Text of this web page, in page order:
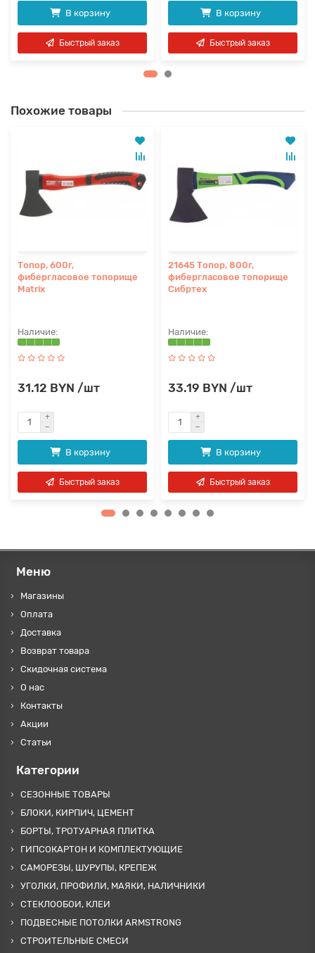
В корзину
Быстрый заказ
В корзину
Быстрый заказ
Похожие товары
Топор, 600г,
фибергласовое топорище
Matrix
31.12 BYN /шт
В корзину
Быстрый заказ
21645 Топор, 800г,
фибергласовое топорище
Сибртех
33.19 BYN /шт
В корзину
Быстрый заказ
Меню
Магазины
Оплата
Доставка
Возврат товара
Скидочная система
О нас
Контакты
Акции
Статьи
Категории
СЕЗОННЫЕ ТОВАРЫ
БЛОКИ, КИРПИЧ, ЦЕМЕНТ
БОРТЫ, ТРОТУАРНАЯ ПЛИТКА
ГИПСОКАРТОН И КОМПЛЕКТУЮЩИЕ
САМОРЕЗЫ, ШУРУПЫ, КРЕПЕЖ
УГОЛКИ, ПРОФИЛИ, МАЯКИ, НАЛИЧНИКИ
СТЕКЛООБОИ, КЛЕИ
ПОДВЕСНЫЕ ПОТОЛКИ ARMSTRONG
СТРОИТЕЛЬНЫЕ СМЕСИ